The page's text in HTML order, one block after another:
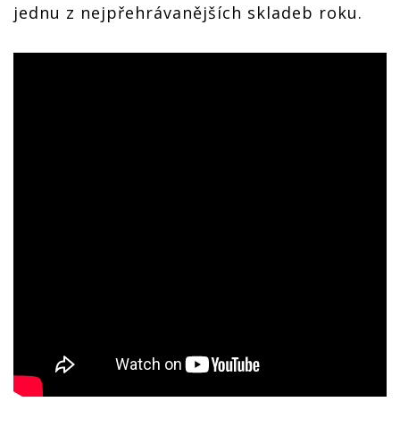
jednu z nejpřehrávanějších skladeb roku.